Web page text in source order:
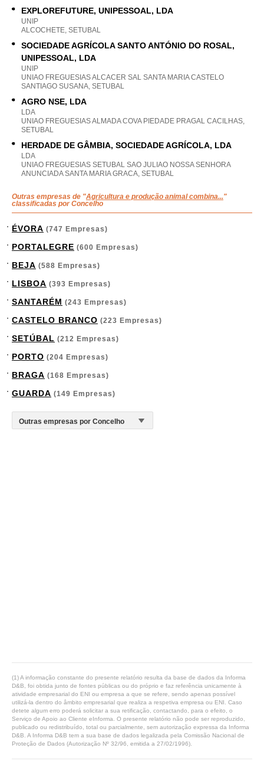
EXPLOREFUTURE, UNIPESSOAL, LDA
UNIP
ALCOCHETE, SETUBAL
SOCIEDADE AGRÍCOLA SANTO ANTÓNIO DO ROSAL,
UNIPESSOAL, LDA
UNIP
UNIAO FREGUESIAS ALCACER SAL SANTA MARIA CASTELO
SANTIAGO SUSANA, SETUBAL
AGRO NSE, LDA
LDA
UNIAO FREGUESIAS ALMADA COVA PIEDADE PRAGAL CACILHAS,
SETUBAL
HERDADE DE GÂMBIA, SOCIEDADE AGRÍCOLA, LDA
LDA
UNIAO FREGUESIAS SETUBAL SAO JULIAO NOSSA SENHORA
ANUNCIADA SANTA MARIA GRACA, SETUBAL
Outras empresas de "Agricultura e produção animal combina..."
classificadas por Concelho
ÉVORA (747 Empresas)
PORTALEGRE (600 Empresas)
BEJA (588 Empresas)
LISBOA (393 Empresas)
SANTARÉM (243 Empresas)
CASTELO BRANCO (223 Empresas)
SETÚBAL (212 Empresas)
PORTO (204 Empresas)
BRAGA (168 Empresas)
GUARDA (149 Empresas)
(1) A informação constante do presente relatório resulta da base de dados da Informa
D&B, foi obtida junto de fontes públicas ou do próprio e faz referência unicamente à
atividade empresarial do ENI ou empresa a que se refere, sendo apenas possível
utilizá-la dentro do âmbito empresarial que realiza a respetiva empresa ou ENI. Caso
detete algum erro poderá solicitar a sua retificação, contactando, para o efeito, o
Serviço de Apoio ao Cliente eInforma. O presente relatório não pode ser reproduzido,
publicado ou redistribuído, total ou parcialmente, sem autorização expressa da Informa
D&B. A Informa D&B tem a sua base de dados legalizada pela Comissão Nacional de
Proteção de Dados (Autorização Nº 32/96, emitida a 27/02/1996).